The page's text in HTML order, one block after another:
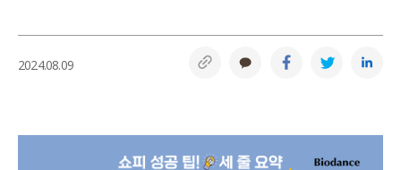
2024.08.09 링크복사 카카오톡 페이스북 트위터